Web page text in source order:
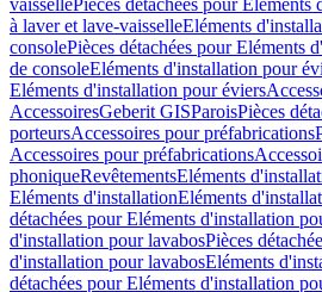
vaissellePièces détachées pour
à laver et lave-vaisselleEléments
consolePièces détachées pour Eléments
de consoleEléments d'installation pour
Eléments d'installation pour éviers
AccessoiresGeberit GISParoisPièces
porteursAccessoires pour préfabrications
Accessoires pour préfabrications
phoniqueRevêtementsEléments
Eléments d'installationEléments
détachées pour Eléments d'installation
d'installation pour lavabosPièces
d'installation pour lavabosEléments
détachées pour Eléments d'installation